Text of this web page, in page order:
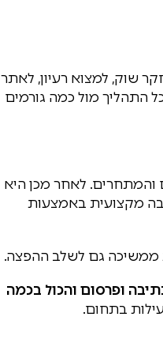
שוק, למצוא רעיון, לאתר
התהליך מול כמה גורמים
לאחר מכן היא
מקצועית באמצעות
ממשיכה גם לשלב ההפצה.
ופרסום והכול בכמה
בתחום.